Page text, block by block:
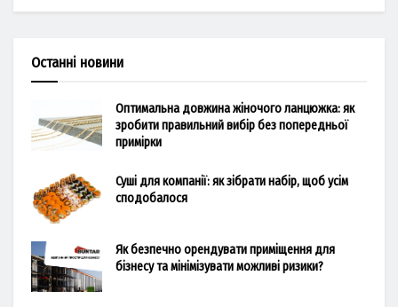
Останні новини
Оптимальна довжина жіночого ланцюжка: як
зробити правильний вибір без попередньої
примірки
Суші для компанії: як зібрати набір, щоб усім
сподобалося
Як безпечно орендувати приміщення для
бізнесу та мінімізувати можливі ризики?